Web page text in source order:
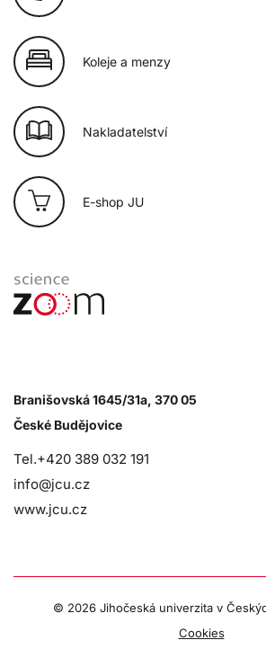
Koleje a menzy
Nakladatelství
E-shop JU
Branišovská 1645/31a, 370 05
České Budějovice
Tel.+420 389 032 191
info@jcu.cz
www.jcu.cz
© 2026 Jihočeská univerzita v
Cookies